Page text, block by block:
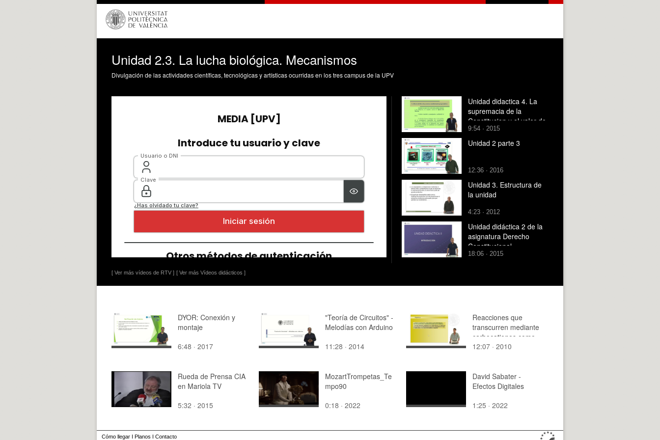
Unidad 2.3. La lucha biológica. Mecanismos
Divulgación de las actividades científicas, tecnológicas y artísticas ocurridas en los tres campus de la UPV
[ Ver más vídeos de RTV ] [ Ver más Vídeos didácticos ]
Unidad didactica 4. La
supremacia de la
Constitucion y el valor de
la Democracia (2)
9:54 · 2015
Unidad 2 parte 3
12:36 · 2016
Unidad 3. Estructura de
la unidad
4:23 · 2012
Unidad didáctica 2 de la
asignatura Derecho
Constitucional
18:06 · 2015
DYOR: Conexión y
montaje
6:48 · 2017
"Teoría de Circuitos" -
Melodías con Arduino
11:28 · 2014
Reacciones que
transcurren mediante
carbocationes como
intermedios.
12:07 · 2010
Rueda de Prensa CIA
en Mariola TV
5:32 · 2015
MozartTrompetas_Te
mpo90
0:18 · 2022
David Sabater -
Efectos Digitales
1:25 · 2022
Cómo llegar I Planos I Contacto